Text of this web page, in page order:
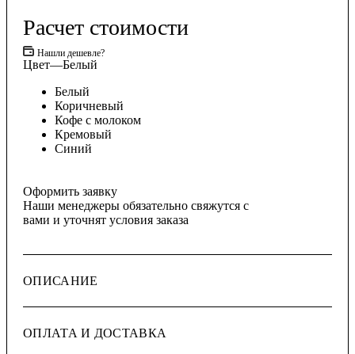
Расчет стоимости
Нашли дешевле?
Цвет—Белый
Белый
Коричневый
Кофе с молоком
Кремовый
Синий
Оформить заявку
Наши менеджеры обязательно свяжутся с
вами и уточнят условия заказа
ОПИСАНИЕ
ОПЛАТА И ДОСТАВКА